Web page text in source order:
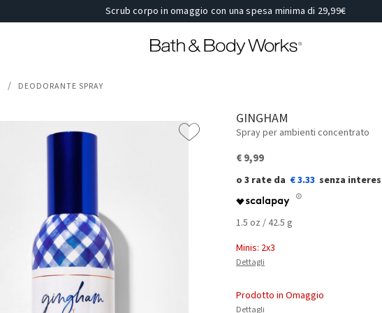
Scrub corpo in omaggio con una spesa minima di 29,99€
DEODORANTE SPRAY
GINGHAM
Spray per ambienti concentrato
€ 9,99
€ 3.33
1.5 oz / 42.5 g
Minis: 2x3
Dettagli
Prodotto in Omaggio
Dettagli